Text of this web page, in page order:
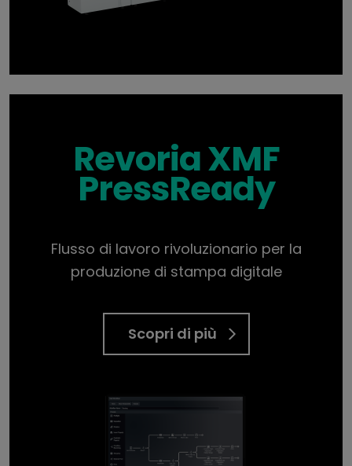
Revoria XMF
PressReady
Flusso di lavoro rivoluzionario per la
produzione di stampa digitale
Scopri di più